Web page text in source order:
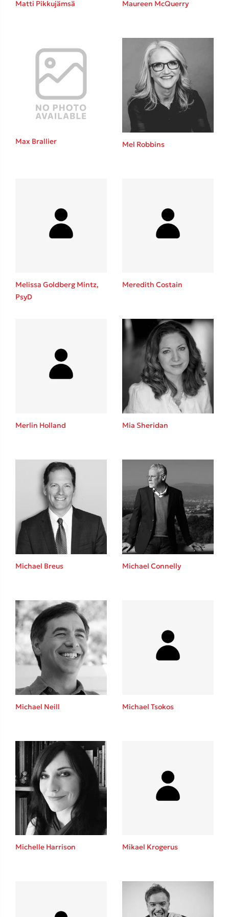
Sebastian Fitzek
Κώστας Κρομμύδας
Το λιμάνι μου είσαι εσύ
Ιωάννης Γλωσσόπουλος
Ένας γίγαντας στο σχολείο
Δανάη Δεληγεώργη
Η μέθοδος Αφήστε τους
Δημοφιλείς Συγγραφείς
Φυστίκι ΠουΚυλάει
Παύλος Καστανάς
El Sombrero
Matti Pikkujämsä Maureen McQuerry
Max Brallier Mel Robbins
Melissa Goldberg Mintz,
PsyD
Meredith Costain
Merlin Holland Mia Sheridan
Michael Breus Michael Connelly
Michael Neill Michael Tsokos
Michelle Harrison Mikael Krogerus